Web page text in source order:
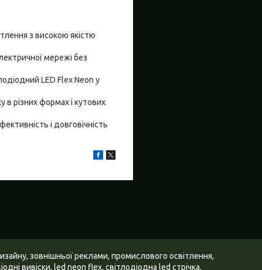
з високою якістю
мережі без
LED Flex Neon у
в різних формах і кутових
і довговічність
зовнішньої реклами, промислового освітлення,
вивіски, led neon flex, світлодіодна led стрічка,